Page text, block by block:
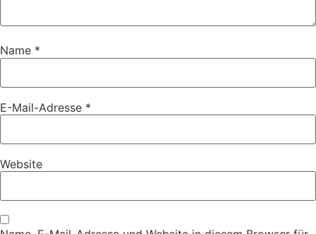
Name *
E-Mail-Adresse *
Website